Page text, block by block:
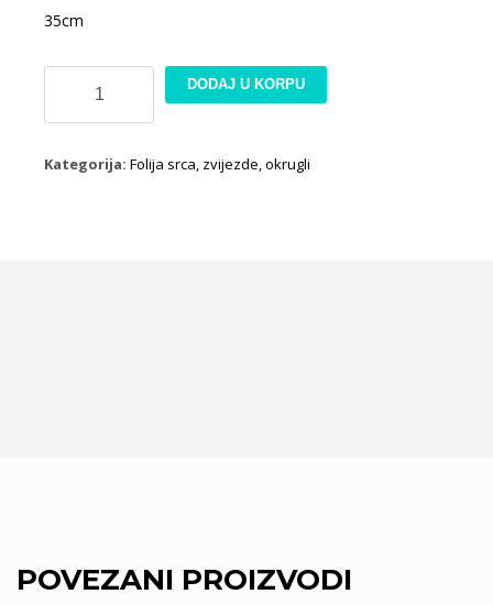
35cm
količina
DODAJ U KORPU
Kategorija: Folija srca, zvijezde, okrugli
POVEZANI PROIZVODI